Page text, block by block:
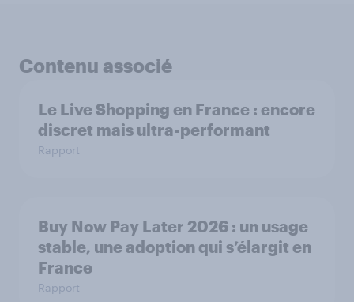
Contenu associé
Le Live Shopping en France : encore
discret mais ultra-performant
Rapport
Buy Now Pay Later 2026 : un usage
stable, une adoption qui s’élargit en
France
Rapport